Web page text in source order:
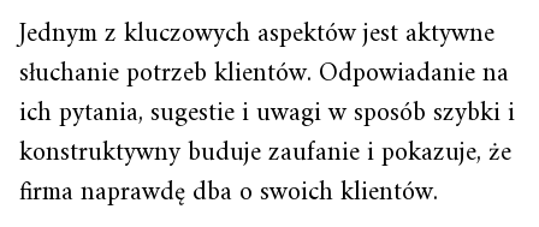
Jednym z kluczowych aspektów jest aktywne
słuchanie potrzeb klientów. Odpowiadanie na
ich pytania, sugestie i uwagi w sposób szybki i
konstruktywny buduje zaufanie i pokazuje, że
firma naprawdę dba o swoich klientów.